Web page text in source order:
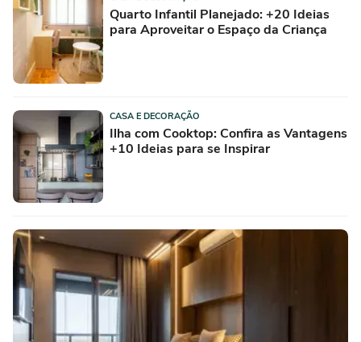
Quarto Infantil Planejado: +20 Ideias
para Aproveitar o Espaço da Criança
CASA E DECORAÇÃO
Ilha com Cooktop: Confira as Vantagens
+10 Ideias para se Inspirar